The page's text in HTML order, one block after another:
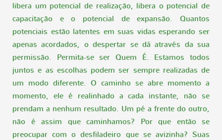
libera um potencial de realização, libera o potencial de
capacitação e o potencial de expansão. Quantos
potenciais estão latentes em suas vidas esperando ser
apenas acordados, o despertar se dá através da sua
permissão. Permita-se ser Quem É. Estamos todos
juntos e as escolhas podem ser sempre realizadas de
um modo diferente. O caminho se abre momento a
momento, ele é realinhado a cada instante, não se
prendam a nenhum resultado. Um pé a frente do outro,
não é assim que caminhamos? Por que então se
preocupar com o desfiladeiro que se avizinha? Suas